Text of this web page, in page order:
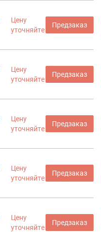
Цену
уточняйте
Предзаказ
Цену
уточняйте
Предзаказ
Цену
уточняйте
Предзаказ
Цену
уточняйте
Предзаказ
Цену
уточняйте
Предзаказ